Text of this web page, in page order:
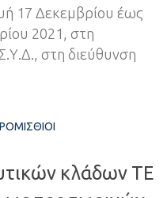
17 Δεκεμβρίου έως
2021, στη
στη διεύθυνση
κλάδων ΤΕ